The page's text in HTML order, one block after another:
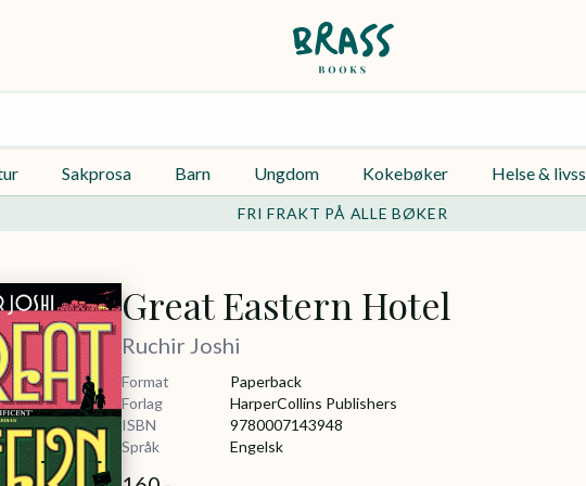
Sakprosa Barn Ungdom Kokebøker Helse &
FRI FRAKT PÅ ALLE BØKER
Great Eastern Hotel
Ruchir Joshi
Format
Paperback
Forlag
HarperCollins Publishers
ISBN
9780007143948
Språk
Engelsk